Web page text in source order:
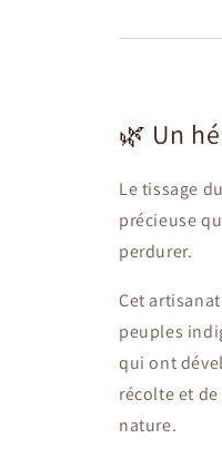
🌿 Un
Le tissage
précieuse
perdurer.
Cet
peuples
qui ont
récolte et
nature.